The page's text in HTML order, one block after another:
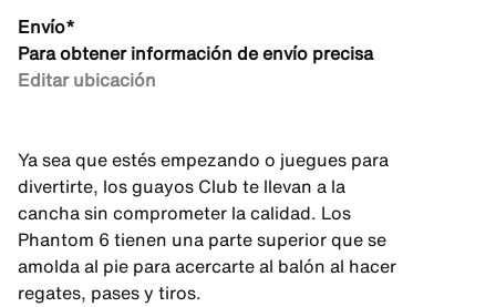
Envío*
Para obtener información de envío precisa
Editar ubicación
Ya sea que estés empezando o juegues para
divertirte, los guayos Club te llevan a la
cancha sin comprometer la calidad. Los
Phantom 6 tienen una parte superior que se
amolda al pie para acercarte al balón al hacer
regates, pases y tiros.